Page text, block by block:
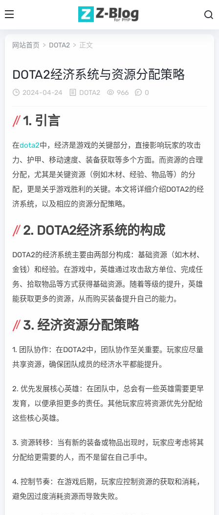
网站首页 > DOTA2 > 正文
DOTA2经济系统与资源分配策略
2024-04-24 DOTA2 966 0
1. 引言
在dota2中，经济是游戏的关键部分，直接影响玩家的攻击
力、护甲、移动速度、装备获取等多个方面。而资源的合理
分配，尤其是关键资源（例如木材、经验、物品等）的分
配，更是关乎游戏胜利的关键。本文将详细介绍DOTA2的经
济系统，以及相应的资源分配策略。
2. DOTA2经济系统的构成
DOTA2的经济系统主要由两部分构成：基础资源（如木材、
金钱）和经验。在游戏中，英雄通过攻击敌方单位、完成任
务、拾取物品等方式获得基础资源。随着等级的提升，英雄
能获取更多的资源，从而购买装备提升自己的能力。
3. 经济资源分配策略
1. 团队协作：在DOTA2中，团队协作至关重要。玩家应尽量
共享资源，确保团队成员的经济水平都能提升。
2. 优先发展核心英雄：在团队中，总会有一些英雄需要更早
发育，以便承担更多的责任。其他玩家应将资源优先分配给
这些核心英雄。
3. 资源转移：当有新的装备或物品出现时，玩家应考虑将其
分配给更需要的人，而不是留在自己手中。
4. 控制节奏：在游戏后期，玩家应控制资源的获取和消耗，
避免因过度消耗资源而导致失败。